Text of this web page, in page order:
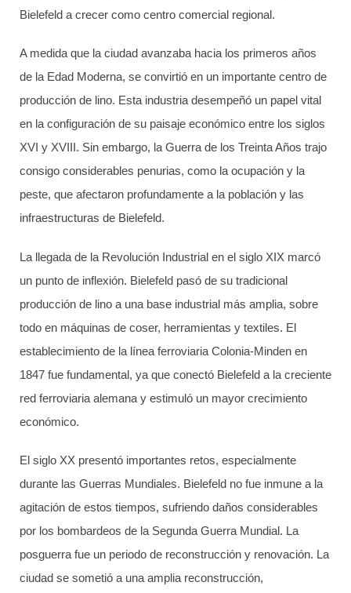
Bielefeld a crecer como centro comercial regional.
A medida que la ciudad avanzaba hacia los primeros años
de la Edad Moderna, se convirtió en un importante centro de
producción de lino. Esta industria desempeñó un papel vital
en la configuración de su paisaje económico entre los siglos
XVI y XVIII. Sin embargo, la Guerra de los Treinta Años trajo
consigo considerables penurias, como la ocupación y la
peste, que afectaron profundamente a la población y las
infraestructuras de Bielefeld.
La llegada de la Revolución Industrial en el siglo XIX marcó
un punto de inflexión. Bielefeld pasó de su tradicional
producción de lino a una base industrial más amplia, sobre
todo en máquinas de coser, herramientas y textiles. El
establecimiento de la línea ferroviaria Colonia-Minden en
1847 fue fundamental, ya que conectó Bielefeld a la creciente
red ferroviaria alemana y estimuló un mayor crecimiento
económico.
El siglo XX presentó importantes retos, especialmente
durante las Guerras Mundiales. Bielefeld no fue inmune a la
agitación de estos tiempos, sufriendo daños considerables
por los bombardeos de la Segunda Guerra Mundial. La
posguerra fue un periodo de reconstrucción y renovación. La
ciudad se sometió a una amplia reconstrucción,